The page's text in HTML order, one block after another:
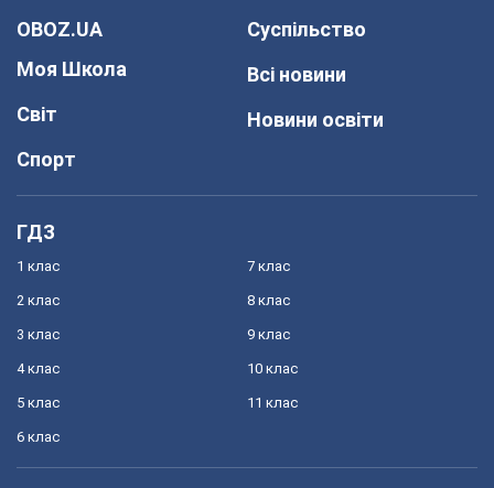
OBOZ.UA
Моя Школа
Світ
Спорт
Суспільство
Всі новини
Новини освіти
ГДЗ
1 клас
2 клас
3 клас
4 клас
5 клас
6 клас
7 клас
8 клас
9 клас
10 клас
11 клас